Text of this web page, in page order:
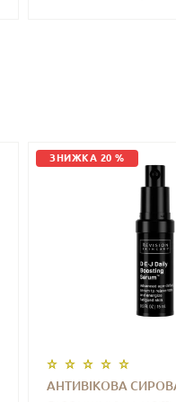
ЗНИЖКА 20 %
АНТИВІКОВА